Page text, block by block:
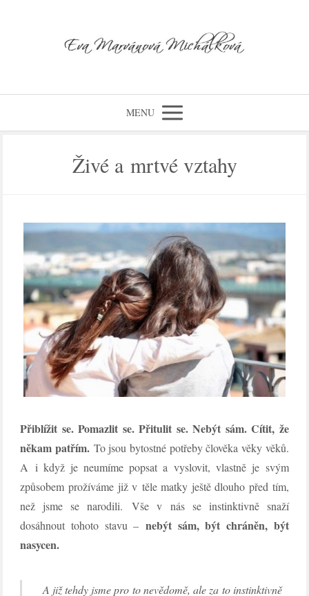
MENU
Živé a mrtvé vztahy
Přiblížit se. Pomazlit se. Přitulit se. Nebýt sám. Cítit, že
někam patřím. To jsou bytostné potřeby člověka věky věků.
A i když je neumíme popsat a vyslovit, vlastně je svým
způsobem prožíváme již v těle matky ještě dlouho před tím,
než jsme se narodili. Vše v nás se instinktivně snaží
dosáhnout tohoto stavu – nebýt sám, být chráněn, být
nasycen.
A již tehdy jsme pro to nevědomě, ale za to instinktivně